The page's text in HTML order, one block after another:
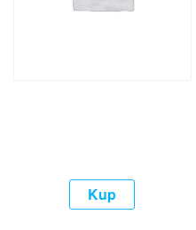
Kup